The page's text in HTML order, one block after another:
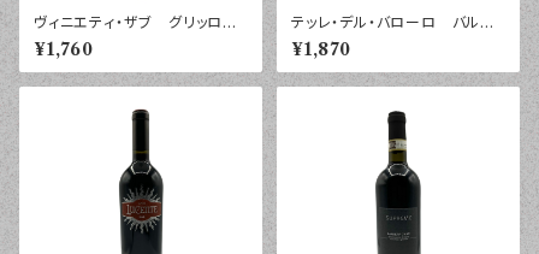
ヴィニエティ・ザブ グリッロ
シチリア ２０２５年 ７５０ｍｌ
¥1,760
テッレ・デル・バローロ バルベ
ーラ ピエモンテ ２０２０年
７５０ｍｌ
¥1,870